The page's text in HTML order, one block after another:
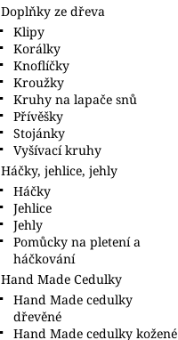
Doplňky ze dřeva
Klipy
Korálky
Knoflíčky
Kroužky
Kruhy na lapače snů
Přívěšky
Stojánky
Vyšívací kruhy
Háčky, jehlice, jehly
Háčky
Jehlice
Jehly
Pomůcky na pletení a
háčkování
Hand Made Cedulky
Hand Made cedulky
dřevěné
Hand Made cedulky kožené